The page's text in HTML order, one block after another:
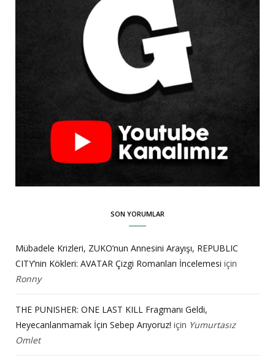
SON YORUMLAR
Mübadele Krizleri, ZUKO’nun Annesini Arayışı, REPUBLIC
CITY’nin Kökleri: AVATAR Çizgi Romanları İncelemesi için
Ronny
THE PUNISHER: ONE LAST KILL Fragmanı Geldi,
Heyecanlanmamak İçin Sebep Arıyoruz! için Yumurtasız
Omlet